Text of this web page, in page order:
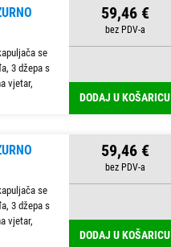
se
3 džepa s
vjetar,
59,46 €
DODAJ U KOŠARICU
se
3 džepa s
vjetar,
59,46 €
DODAJ U KOŠARICU